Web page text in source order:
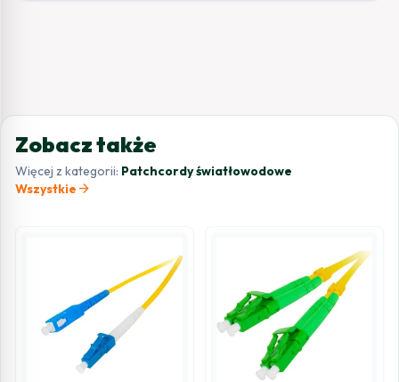
Zobacz także
Więcej z kategorii: Patchcordy światłowodowe
Wszystkie arrow_forward